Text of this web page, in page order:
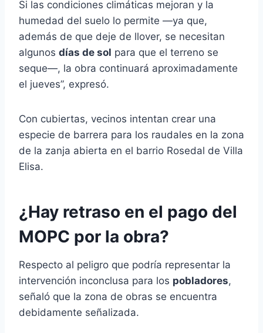
Si las condiciones climáticas mejoran y la
humedad del suelo lo permite —ya que,
además de que deje de llover, se necesitan
algunos días de sol para que el terreno se
seque—, la obra continuará aproximadamente
el jueves”, expresó.
Con cubiertas, vecinos intentan crear una
especie de barrera para los raudales en la zona
de la zanja abierta en el barrio Rosedal de Villa
Elisa.
¿Hay retraso en el pago del
MOPC por la obra?
Respecto al peligro que podría representar la
intervención inconclusa para los pobladores,
señaló que la zona de obras se encuentra
debidamente señalizada.